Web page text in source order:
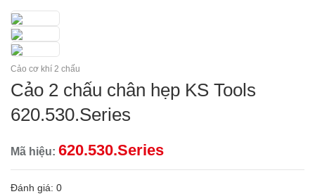
Cảo cơ khí 2 chấu
Cảo 2 chấu chân hẹp KS Tools
620.530.Series
Mã hiệu: 620.530.Series
Đánh giá: 0